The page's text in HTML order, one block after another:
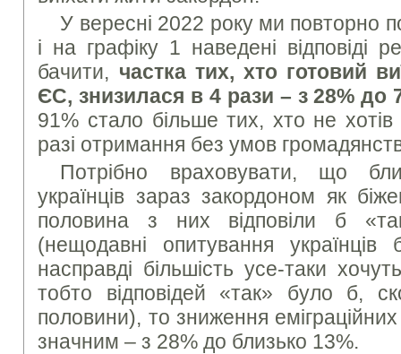
У вересні 2022 року ми повторно
і на графіку 1 наведені відповіді
бачити, частка тих, хто готовий
ЄС, знизилася в 4 рази – з 28% до
91% стало більше тих, хто не
разі отримання без умов
Потрібно враховувати, що
українців зараз закордоном як
половина з них відповіли б
(нещодавні опитування українців
насправді більшість усе-таки
тобто відповідей «так» було б,
половини), то зниження
значним – з 28% до близько 13%.